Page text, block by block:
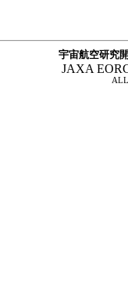
宇宙航空研究
JAXA